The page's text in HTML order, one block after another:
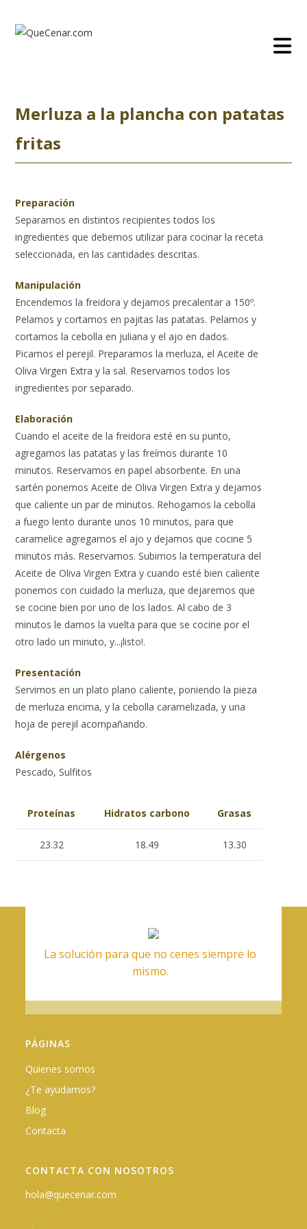
contenido
Merluza a la plancha con patatas
fritas
Preparación
Separamos en distintos recipientes todos los
ingredientes que debemos utilizar para cocinar la receta
seleccionada, en las cantidades descritas.
Manipulación
Encendemos la freidora y dejamos precalentar a 150º.
Pelamos y cortamos en pajitas las patatas. Pelamos y
cortamos la cebolla en juliana y el ajo en dados.
Picamos el perejil. Preparamos la merluza, el Aceite de
Oliva Virgen Extra y la sal. Reservamos todos los
ingredientes por separado.
Elaboración
Cuando el aceite de la freidora esté en su punto,
agregamos las patatas y las freímos durante 10
minutos. Reservamos en papel absorbente. En una
sartén ponemos Aceite de Oliva Virgen Extra y dejamos
que caliente un par de minutos. Rehogamos la cebolla
a fuego lento durante unos 10 minutos, para que
caramelice agregamos el ajo y dejamos que cocine 5
minutos más. Reservamos. Subimos la temperatura del
Aceite de Oliva Virgen Extra y cuando esté bien caliente
ponemos con cuidado la merluza, que dejaremos que
se cocine bien por uno de los lados. Al cabo de 3
minutos le damos la vuelta para que se cocine por el
otro lado un minuto, y...¡listo!.
Presentación
Servimos en un plato plano caliente, poniendo la pieza
de merluza encima, y la cebolla caramelizada, y una
hoja de perejil acompañando.
Alérgenos
Pescado, Sulfitos
Proteínas Hidratos carbono Grasas
23.32 18.49 13.30
La solución para que no cenes siempre lo
mismo.
PÁGINAS
Quienes somos
¿Te ayudamos?
Blog
Contacta
CONTACTA CON NOSOTROS
hola@quecenar.com